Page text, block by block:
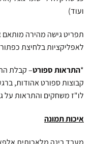
ועוד)
תפריט גישה מהירה
לאפליקציות בלחיצת
*התראות ספורט– קבלת
קבוצות ספורט אהודות,
לו"ז משחקים והתראות על
איכות תמונה